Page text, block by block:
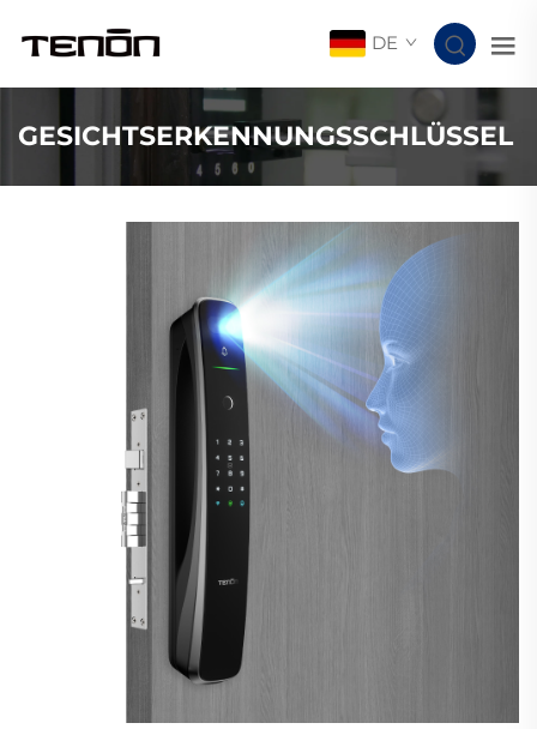
DE
GESICHTSERKENNUNGSSCHLÜSSEL